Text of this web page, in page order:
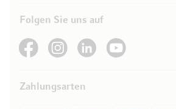
Folgen Sie uns auf
See our FacebookSee our Instagram account
See our LinkedInSee our YouTube channel
Zahlungsarten